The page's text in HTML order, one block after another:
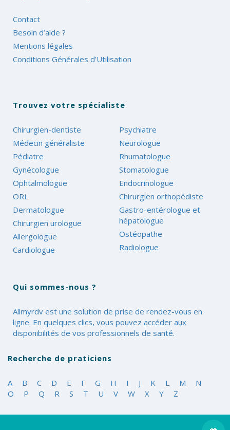
Contact
Besoin d’aide ?
Mentions légales
Conditions Générales d’Utilisation
Trouvez votre spécialiste
Chirurgien-dentiste
Médecin généraliste
Pédiatre
Gynécologue
Ophtalmologue
ORL
Dermatologue
Chirurgien urologue
Allergologue
Cardiologue
Psychiatre
Neurologue
Rhumatologue
Stomatologue
Endocrinologue
Chirurgien orthopédiste
Gastro-entérologue et
hépatologue
Ostéopathe
Radiologue
Qui sommes-nous ?
Allmyrdv est une solution de prise de rendez-vous en
ligne. En quelques clics, vous pouvez accéder aux
disponibilités de vos professionnels de santé.
Recherche de praticiens
A B C D E F G H I J K L M
N
O
P Q R S T U V W X Y Z